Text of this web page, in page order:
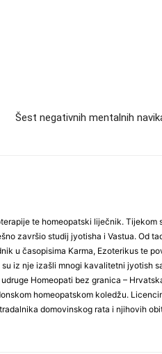
Šest negativnih mentalnih
te homeopatski liječnik. Tijekom
završio studij jyotisha i Vastua. Od
u časopisima Karma, Ezoterikus te
iz nje izašli mnogi kavalitetni jyotish
Homeopati bez granica –
homeopatskom koledžu.
domovinskog rata i njihovih